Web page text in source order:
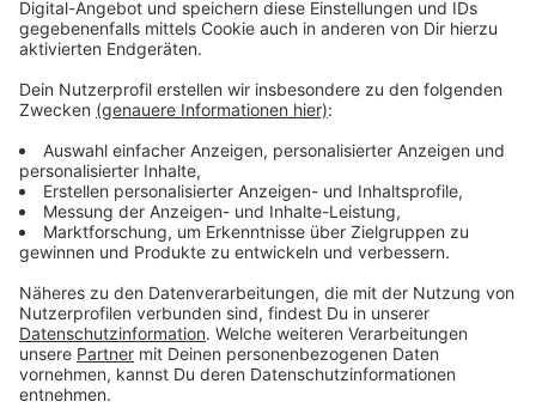
Da waren wir einmal in eben jenes Restaurant
eingeladen worden –
Gästen dort ebenfalls alles ausgeben. Allerdings hatte
lasen wir erst vor Ort in der Karte: 0,5 Liter Wasser:
4,60 €. 0,3 Liter Cola/Pils: 4,90 €. Eine Flasche Dom
Perignon rosé Vintage Magnum: 1490 €. - Irgendwann
wurde ich schrecklich durstig. Das Essen war scharf,
nicht noch ein 5-€-Wasser bestellen, also ging ich zur
Toilette, wartete, bis ich alleine war, und trank dann
heimlich aus dem Hahn. Ich war tief gesunken. - Nach
zwei Stunden kam einer der Kellner dann endlich auf